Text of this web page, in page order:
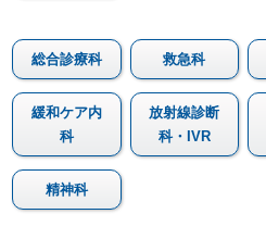
総合診療科 救急科
緩和ケア内
科
放射線診断
科・IVR
精神科